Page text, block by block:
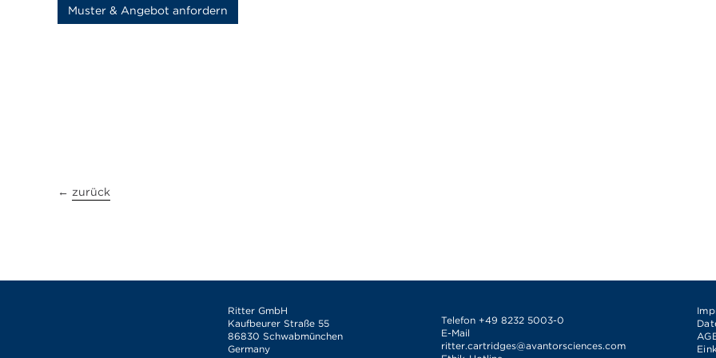
Muster & Angebot anfordern
← zurück
Ritter GmbH
Kaufbeurer Straße 55
86830 Schwabmünchen
Germany
Telefon +49 8232 5003-0
E-Mail
ritter.cartridges@avantorsciences.com